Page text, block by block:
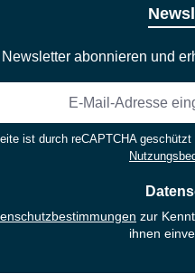
abonnieren und
ist durch reCAPTCHA
zur
ihnen